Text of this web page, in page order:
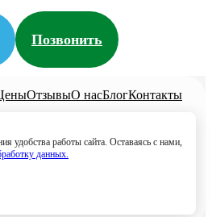
удобства работы сайта. Оставаясь с нами,
данных.
Позвонить
ОтзывыО насБлогКонтакты
54